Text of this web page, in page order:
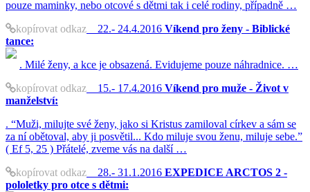
pouze maminky, nebo otcové s dětmi tak i celé rodiny, případně …
kopírovat odkaz 22.- 24.4.2016 Víkend pro ženy - Biblické
tance:
. Milé ženy, a kce je obsazená. Evidujeme pouze náhradnice. …
kopírovat odkaz 15.- 17.4.2016 Víkend pro muže - Život v
manželství:
. “Muži, milujte své ženy, jako si Kristus zamiloval církev a sám se
za ní obětoval, aby ji posvětil... Kdo miluje svou ženu, miluje sebe.”
( Ef 5, 25 ) Přátelé, zveme vás na další …
kopírovat odkaz 28.- 31.1.2016 EXPEDICE ARCTOS 2 -
pololetky pro otce s dětmi: